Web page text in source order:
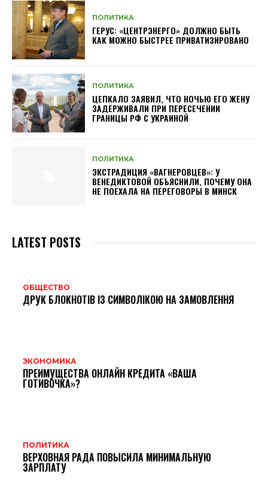
ПОЛИТИКА
ГЕРУС: «ЦЕНТРЭНЕРГО» ДОЛЖНО БЫТЬ
КАК МОЖНО БЫСТРЕЕ ПРИВАТИЗИРОВАНО
ПОЛИТИКА
ЦЕПКАЛО ЗАЯВИЛ, ЧТО НОЧЬЮ ЕГО ЖЕНУ
ЗАДЕРЖИВАЛИ ПРИ ПЕРЕСЕЧЕНИИ
ГРАНИЦЫ РФ С УКРАИНОЙ
ПОЛИТИКА
ЭКСТРАДИЦИЯ «ВАГНЕРОВЦЕВ»: У
ВЕНЕДИКТОВОЙ ОБЪЯСНИЛИ, ПОЧЕМУ ОНА
НЕ ПОЕХАЛА НА ПЕРЕГОВОРЫ В МИНСК
LATEST POSTS
ОБЩЕСТВО
ДРУК БЛОКНОТІВ ІЗ СИМВОЛІКОЮ НА ЗАМОВЛЕННЯ
ЭКОНОМИКА
ПРЕИМУЩЕСТВА ОНЛАЙН КРЕДИТА «ВАША
ГОТИВОЧКА»?
ПОЛИТИКА
ВЕРХОВНАЯ РАДА ПОВЫСИЛА МИНИМАЛЬНУЮ
ЗАРПЛАТУ